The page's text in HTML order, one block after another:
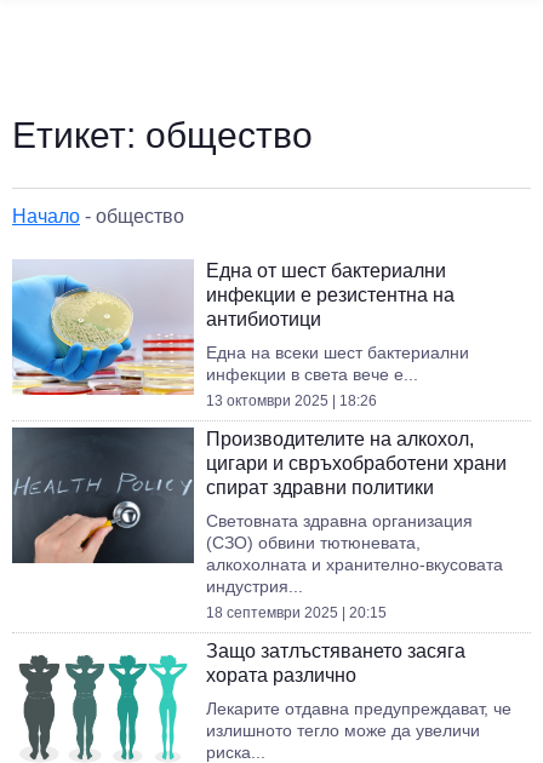
Етикет: общество
Начало - общество
Една от шест бактериални
инфекции е резистентна на
антибиотици
Една на всеки шест бактериални
инфекции в света вече е...
13 октомври 2025 | 18:26
Производителите на алкохол,
цигари и свръхобработени храни
спират здравни политики
Световната здравна организация
(СЗО) обвини тютюневата,
алкохолната и хранително-вкусовата
индустрия...
18 септември 2025 | 20:15
Защо затлъстяването засяга
хората различно
Лекарите отдавна предупреждават, че
излишното тегло може да увеличи
риска...